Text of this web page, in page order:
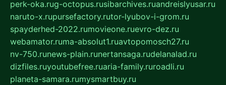
perk-oka.rug-octopus.rusibarchives.ruandreislyusar.ru
naruto-x.rupursefactory.rutor-lyubov-i-grom.ru
spayderhed-2022.rumovieone.ruevro-dez.ru
webamator.ruma-absolut1.ruavtopomosch27.ru
nv-750.runews-plain.runertansaga.rudelanalad.ru
dizfiles.ruyoutubefree.ruaria-family.ruroadli.ru
planeta-samara.rumysmartbuy.ru